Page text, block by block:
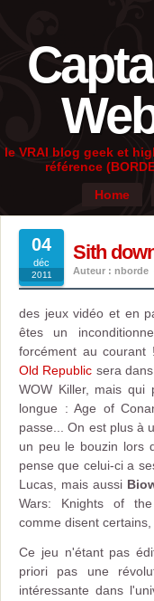
le VRAI blog geek et
référence
Home
04
déc
2011
Sith
Auteur : nborde
des jeux vidéo et en
êtes un
forcément au courant
Old Republic sera
WOW Killer, mais qui
longue : Age of
passe... On est plus à
un peu le bouzin lors
pense que celui-ci a
Lucas, mais aussi
Wars: Knights of
comme disent certains,
Ce jeu n'étant pas
priori pas une
intéressante dans